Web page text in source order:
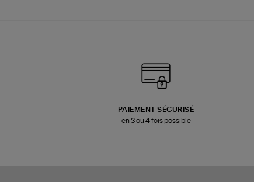
PAIEMENT SÉCURISÉ
en 3 ou 4 fois possible